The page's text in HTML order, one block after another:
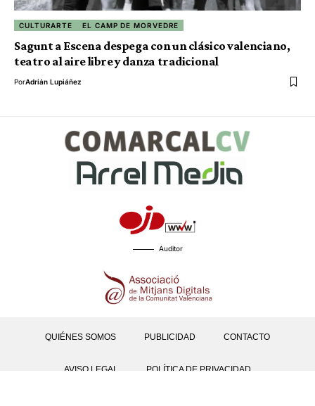
CULTURARTE EL CAMP DE MORVEDRE
Sagunt a Escena despega con un clásico valenciano,
teatro al aire libre y danza tradicional
PorAdrián Lupiáñez
Auditor
QUIÉNES SOMOS PUBLICIDAD CONTACTO
AVISO LEGAL POLÍTICA DE PRIVACIDAD